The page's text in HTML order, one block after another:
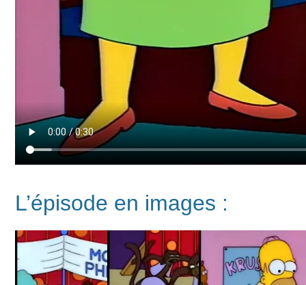
L’épisode en images :